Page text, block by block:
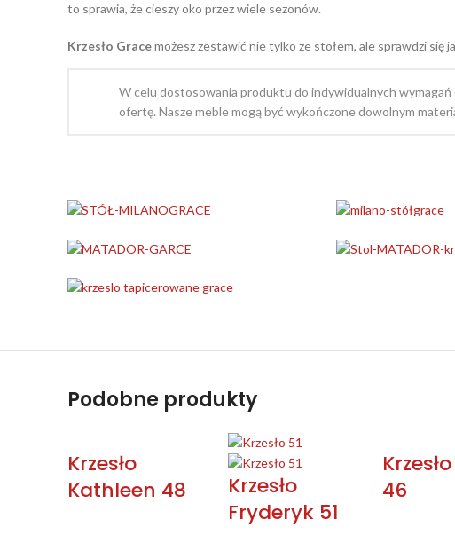
to sprawia, że cieszy oko przez wiele sezonów.
Krzesło Gracemożesz zestawić nie tylko ze stołem, ale sprawdzi się
W celu dostosowania produktu do indywidualnych
ofertę. Nasze meble mogą być wykończone dowolnym
Podobne produkty
Krzesło
Kathleen 48
Krzesło
Fryderyk 51
46